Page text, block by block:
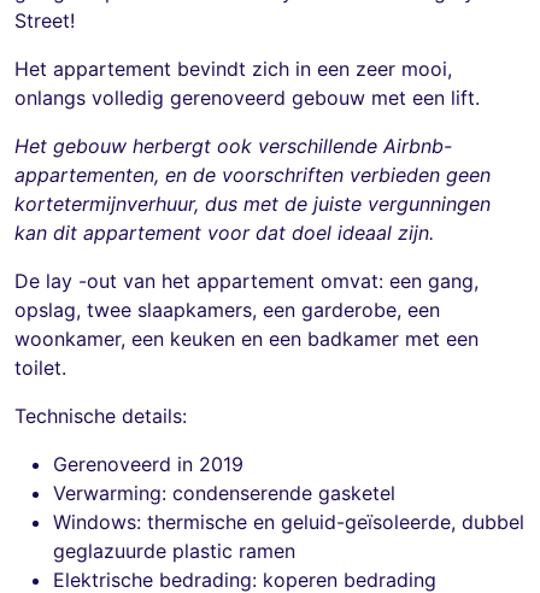
Street!
Het appartement bevindt zich in een zeer mooi,
onlangs volledig gerenoveerd gebouw met een lift.
Het gebouw herbergt ook verschillende Airbnb-
appartementen, en de voorschriften verbieden geen
kortetermijnverhuur, dus met de juiste vergunningen
kan dit appartement voor dat doel ideaal zijn.
De lay -out van het appartement omvat: een gang,
opslag, twee slaapkamers, een garderobe, een
woonkamer, een keuken en een badkamer met een
toilet.
Technische details:
Gerenoveerd in 2019
Verwarming: condenserende gasketel
Windows: thermische en geluid-geïsoleerde, dubbel
geglazuurde plastic ramen
Elektrische bedrading: koperen bedrading